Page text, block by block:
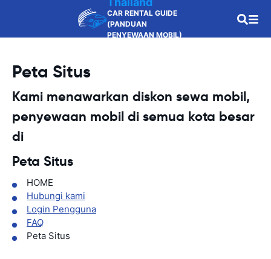
CAR RENTAL GUIDE
(PANDUAN
PENYEWAAN MOBIL)
Peta Situs
Kami menawarkan diskon sewa mobil,
penyewaan mobil di semua kota besar
di
Peta Situs
HOME
Hubungi kami
Login Pengguna
FAQ
Peta Situs